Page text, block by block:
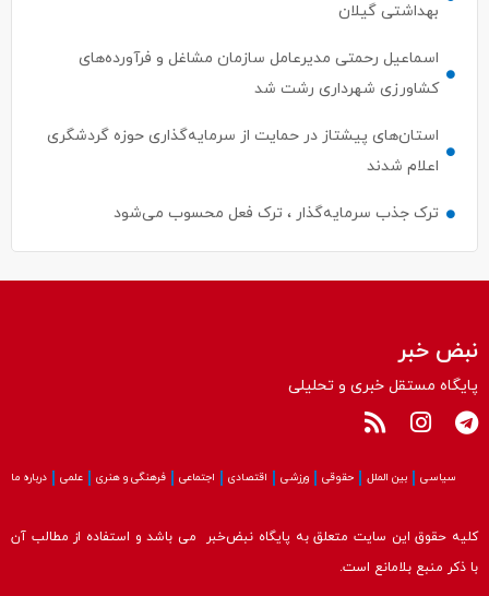
بهداشتی گیلان
اسماعیل رحمتی مدیرعامل سازمان مشاغل و فرآورده‌های
کشاورزی شهرداری رشت شد
استان‌های پیشتاز در حمایت از سرمایه‌گذاری حوزه گردشگری
اعلام شدند
ترک جذب سرمایه‌گذار ، ترک فعل محسوب می‌شود
نبض خبر
پایگاه مستقل خبری و تحلیلی
سیاسی بین الملل حقوقی ورزشی اقتصادی اجتماعی فرهنگی و هنری علمی درباره ما
کلیه حقوق این سایت متعلق به پایگاه نبض‌خبر می باشد و استفاده از مطالب آن
با ذکر منبع بلامانع است.